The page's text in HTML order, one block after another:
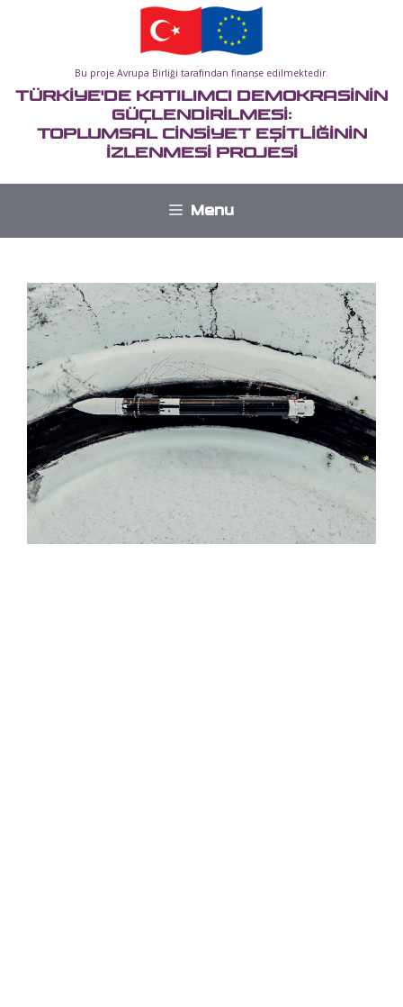
Bu proje Avrupa Birliği tarafından finanse edilmektedir.
TÜRKİYE'DE KATILIMCI DEMOKRASİNİN
GÜÇLENDİRİLMESİ:
TOPLUMSAL CİNSİYET EŞİTLİĞİNİN
İZLENMESİ PROJESİ
Menu